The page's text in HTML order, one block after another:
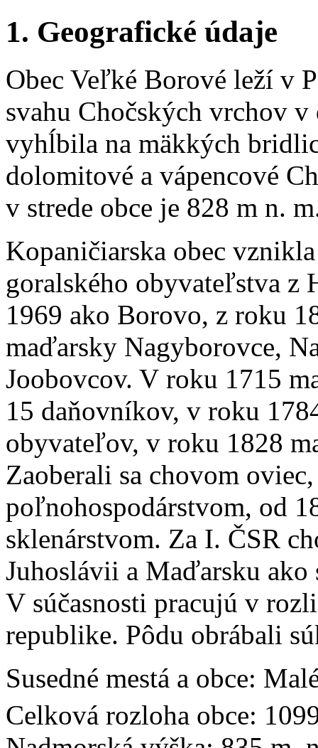
1. Geografické údaje
Obec Veľké Borové leží v
svahu Chočských vrchov
vyhĺbila na mäkkých
dolomitové a vápencové
v strede obce je 828 m n.
Kopaničiarska obec
goralského obyvateľstva z
1969 ako Borovo, z roku
maďarsky Nagyborovce,
Joobovcov. V roku 1715
15 daňovníkov, v roku
obyvateľov, v roku 1828
Zaoberali sa chovom
poľnohospodárstvom, od
sklenárstvom. Za I. ČSR
Juhoslávii a Maďarsku
V súčasnosti pracujú v
republike. Pôdu obrábali
Susedné mestá a obce:
Celková rozloha obce: